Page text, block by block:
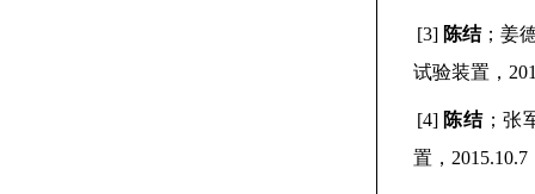
[3] 陈结；姜
试验装置，
[4] 陈结；张
置， 2015.10.7